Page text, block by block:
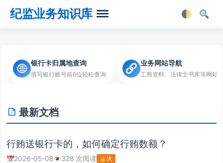
纪监业务知识库
业务知识
业务软件
业务工具箱
银行卡归属地查询
填写银行账号前6位轻松查询
业务网站导航
工商资料、法律文书库等网站
最新文档
行贿送银行卡的，如何确定行贿数额？
2026-05-08 328 次阅读 火